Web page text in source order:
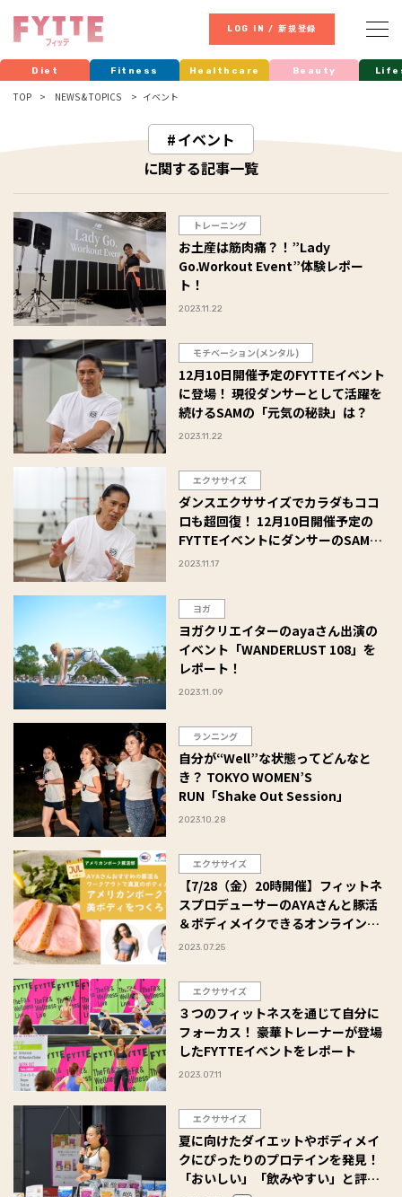
LOG IN / 新規登録
Diet Fitness Healthcare Beauty
TOP NEWS & TOPICS イベント
イベント
に関する記事一覧
トレーニング
お土産は筋肉痛？！”Lady
Go.Workout Event”体験レポー
ト！
2023.11.22
モチベーション(メンタル)
12月10日開催予定のFYTTEイベント
に登場！ 現役ダンサーとして活躍を
続けるSAMの「元気の秘訣」は？
2023.11.22
エクササイズ
ダンスエクササイズでカラダもココ
ロも超回復！ 12月10日開催予定の
FYTTEイベントにダンサーのSAMが
登場！
2023.11.17
ヨガ
ヨガクリエイターのayaさん出演の
イベント「WANDERLUST 108」を
レポート！
2023.11.09
ランニング
自分が“Well”な状態ってどんなと
き？ TOKYO WOMEN’S
RUN「Shake Out Session」
2023.10.28
エクササイズ
【7/28（金）20時開催】フィットネ
スプロデューサーのAYAさんと豚活
＆ボディメイクできるオンラインク
ラスに参加しよう！
2023.07.25
エクササイズ
３つのフィットネスを通じて自分に
フォーカス！ 豪華トレーナーが登場
したFYTTEイベントをレポート
2023.07.11
エクササイズ
夏に向けたダイエットやボディメイ
クにぴったりのプロテインを発見！
「おいしい」「飲みやすい」と評判